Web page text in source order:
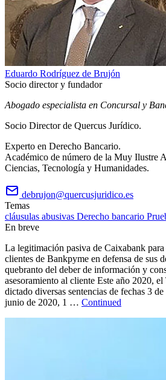
Eduardo Rodríguez de Brujón
Socio director y fundador
Abogado especialista en Concursal y
Socio Director de Quercus Jurídico.
Experto en Derecho Bancario.
Académico de número de la Muy Ilustre
Ciencias, Tecnología y Humanidades.
debrujon@quercusjuridico.es
Temas
cláusulas abusivas Derecho bancario
En breve
La legitimación pasiva de Caixabank
clientes de Bankpyme en defensa de sus
quebranto del deber de información y
asesoramiento al cliente Este año 2020,
dictado diversas sentencias de fechas 3
junio de 2020, 1 … Continued